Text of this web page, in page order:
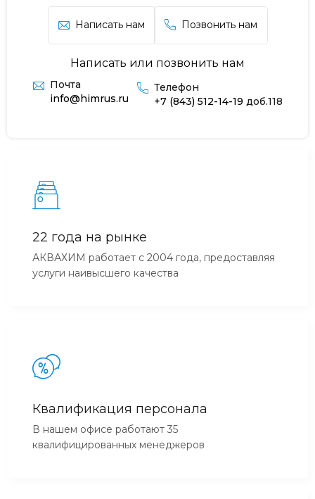
Написать нам Позвонить нам
Написать или позвонить нам
Почта
info@himrus.ru
Телефон
+7 (843) 512-14-19 доб.118
22 года на рынке
АКВАХИМ работает с 2004 года, предоставляя
услуги наивысшего качества
Квалификация персонала
В нашем офисе работают 35
квалифицированных менеджеров